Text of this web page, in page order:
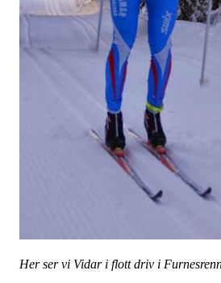
Her ser vi Vidar i flott driv i